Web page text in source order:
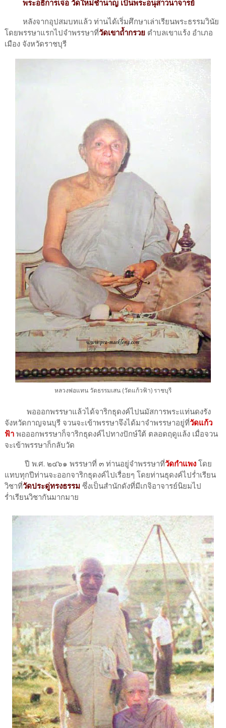
พระอธิการเจ่อ วัดใหม่ชำนาญ เป็นพระอนุสาวนาจารย์
หลังจากอุปสมบทแล้ว ท่านได้เริ่มศึกษาเล่าเรียนพระธรรมวินัย
โดยพรรษาแรกไปจำพรรษาที่วัดเขาถ้ำกรวยตำบลเขาแร้ง อำเภอ
เมือง จังหวัดราชบุรี
หลวงพ่อแทน วัดธรรมเสน (วัดแก้วฟ้า) ราชบุรี
พอออกพรรษาแล้วได้จาริกธุดงค์ไปนมัสการพระแท่นดงรัง
จังหวัดกาญจนบุรี จวนจะเข้าพรรษาจึงได้มาจำพรรษาอยู่ที่วัดแก้ว
ฟ้าพอออกพรรษาก็จาริกธุดงค์ไปทางปักษ์ใต้ ตลอดฤดูแล้ง เมื่อจวน
จะเข้าพรรษาก็กลับวัด
ปี พ.ศ. ๒๔๖๑ พรรษาที่ ๓ ท่านอยู่จำพรรษาที่วัดกำแพงโดย
แทบทุกปีท่านจะออกจาริกธุดงค์ไปเรื่อยๆ โดยท่านธุดงค์ไปร่ำเรียน
วิชาที่วัดประดู่ทรงธรรม ซึ่งเป็นสำนักดังที่มีเกจิอาจารย์นิยมไป
ร่ำเรียนวิชากันมากมาย